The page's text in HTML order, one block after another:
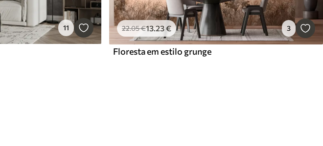
11 22.05€13.23€ 3
Floresta em estilo grunge